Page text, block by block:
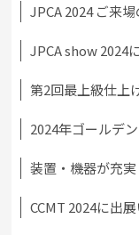
JPCA 2024 ご来
JPCA show 2024
第2回最上級仕上
2024年ゴールデ
装置・機器が充
CCMT 2024に出